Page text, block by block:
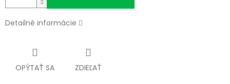
Detailné informácie
OPÝTAŤ SA ZDIEĽAŤ